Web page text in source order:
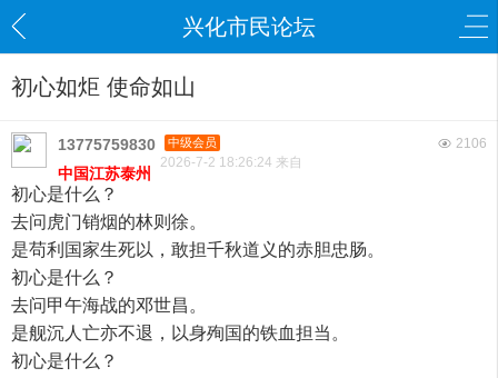
兴化市民论坛
初心如炬 使命如山
2106
13775759830 中级会员
2026-7-2 18:26:24 来自
中国江苏泰州
初心是什么？
去问虎门销烟的林则徐。
是苟利国家生死以，敢担千秋道义的赤胆忠肠。
初心是什么？
去问甲午海战的邓世昌。
是舰沉人亡亦不退，以身殉国的铁血担当。
初心是什么？